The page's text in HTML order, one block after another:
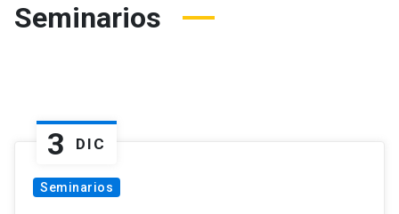
Seminarios
3 DIC
Seminarios